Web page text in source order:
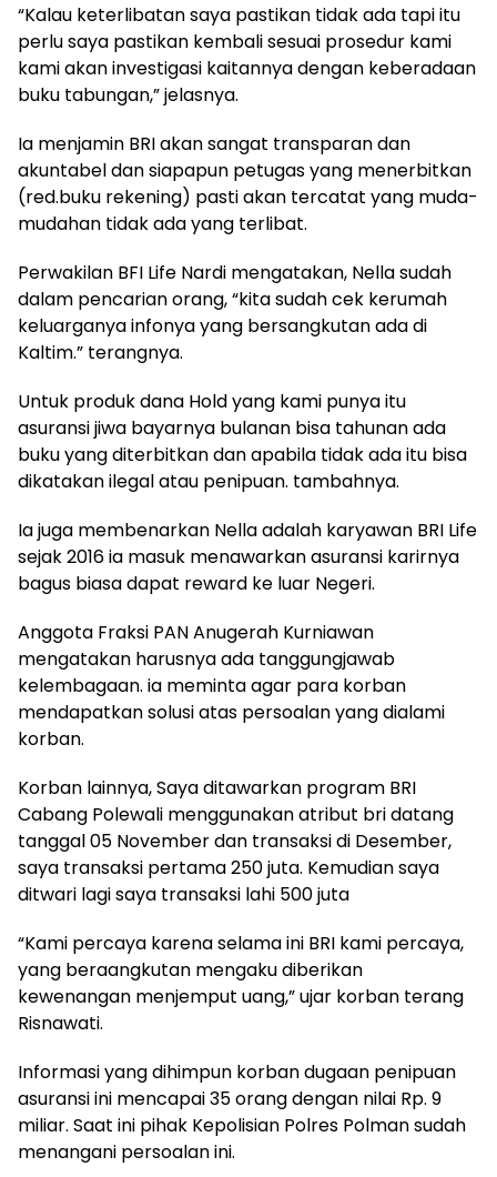
“Kalau keterlibatan saya pastikan tidak ada tapi itu
perlu saya pastikan kembali sesuai prosedur kami
kami akan investigasi kaitannya dengan keberadaan
buku tabungan,” jelasnya.
Ia menjamin BRI akan sangat transparan dan
akuntabel dan siapapun petugas yang menerbitkan
(red.buku rekening) pasti akan tercatat yang muda-
mudahan tidak ada yang terlibat.
Perwakilan BFI Life Nardi mengatakan, Nella sudah
dalam pencarian orang, “kita sudah cek kerumah
keluarganya infonya yang bersangkutan ada di
Kaltim.” terangnya.
Untuk produk dana Hold yang kami punya itu
asuransi jiwa bayarnya bulanan bisa tahunan ada
buku yang diterbitkan dan apabila tidak ada itu bisa
dikatakan ilegal atau penipuan. tambahnya.
Ia juga membenarkan Nella adalah karyawan BRI Life
sejak 2016 ia masuk menawarkan asuransi karirnya
bagus biasa dapat reward ke luar Negeri.
Anggota Fraksi PAN Anugerah Kurniawan
mengatakan harusnya ada tanggungjawab
kelembagaan. ia meminta agar para korban
mendapatkan solusi atas persoalan yang dialami
korban.
Korban lainnya, Saya ditawarkan program BRI
Cabang Polewali menggunakan atribut bri datang
tanggal 05 November dan transaksi di Desember,
saya transaksi pertama 250 juta. Kemudian saya
ditwari lagi saya transaksi lahi 500 juta
“Kami percaya karena selama ini BRI kami percaya,
yang beraangkutan mengaku diberikan
kewenangan menjemput uang,” ujar korban terang
Risnawati.
Informasi yang dihimpun korban dugaan penipuan
asuransi ini mencapai 35 orang dengan nilai Rp. 9
miliar. Saat ini pihak Kepolisian Polres Polman sudah
menangani persoalan ini.